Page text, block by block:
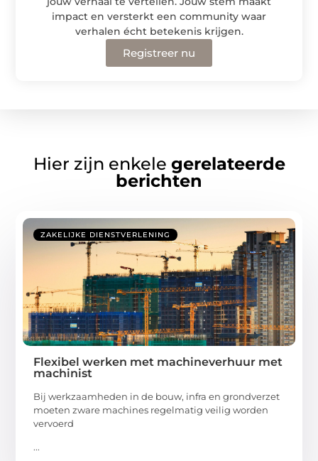
impact en versterkt een community waar
verhalen écht betekenis krijgen.
Registreer nu
Hier zijn enkele gerelateerde
berichten
ZAKELIJKE DIENSTVERLENING
Flexibel werken met machineverhuur met
machinist
Bij werkzaamheden in de bouw, infra en grondverzet
moeten zware machines regelmatig veilig worden
vervoerd
...